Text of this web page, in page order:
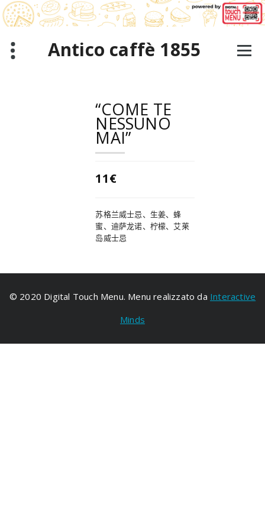
跳
至
正
Antico caffè 1855
“COME TE
NESSUNO
MAI”
11€
苏格兰威士忌、生姜、蜂
蜜、迪萨龙诺、柠檬、艾莱
岛威士忌
© 2020 Digital Touch Menu. Menu realizzato da Interactive
Minds